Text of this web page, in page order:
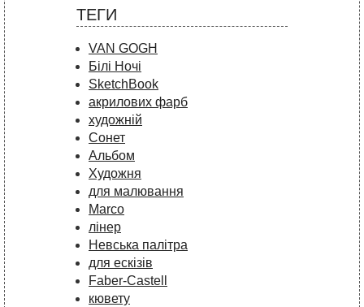
ТЕГИ
VAN GOGH
Білі Ночі
SketchBook
акрилових фарб
художній
Сонет
Альбом
Художня
для малювання
Marco
лінер
Невська палітра
для ескізів
Faber-Castell
кювету